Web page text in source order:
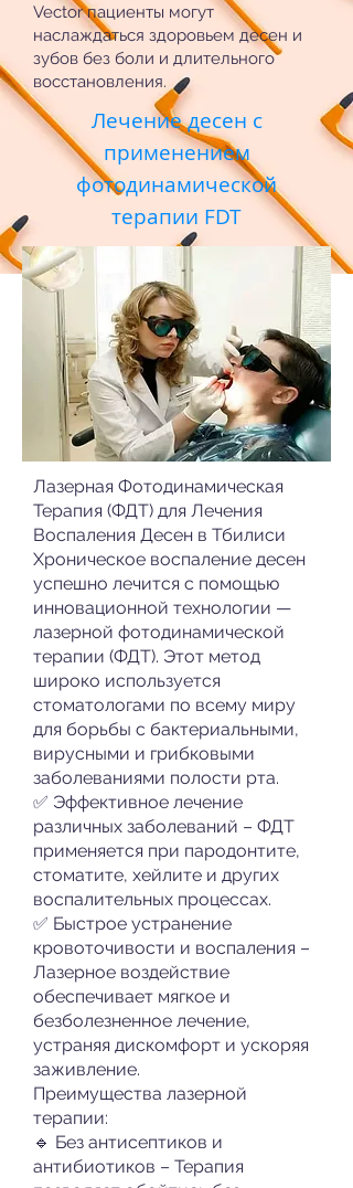
Vector пациенты могут
наслаждаться здоровьем десен и
зубов без боли и длительного
восстановления.
Лечение десен с
применением
фотодинамической
терапии FDT
Лазерная Фотодинамическая
Терапия (ФДТ) для Лечения
Воспаления Десен в Тбилиси
Хроническое воспаление десен
успешно лечится с помощью
инновационной технологии —
лазерной фотодинамической
терапии (ФДТ). Этот метод
широко используется
стоматологами по всему миру
для борьбы с бактериальными,
вирусными и грибковыми
заболеваниями полости рта.
✅ Эффективное лечение
различных заболеваний – ФДТ
применяется при пародонтите,
стоматите, хейлите и других
воспалительных процессах.
✅ Быстрое устранение
кровоточивости и воспаления –
Лазерное воздействие
обеспечивает мягкое и
безболезненное лечение,
устраняя дискомфорт и ускоряя
заживление.
Преимущества лазерной
терапии:
🔹 Без антисептиков и
антибиотиков – Терапия